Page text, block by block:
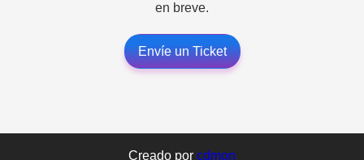
en breve.
Envíe un Ticket
Creado por cdmon